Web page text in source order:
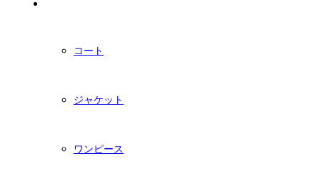
コート
ジャケット
ワンピース